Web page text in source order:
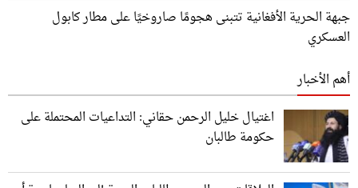
جبهة الحرية الأفغانية تتبنى هجومًا صاروخيًا على مطار كابول
العسكري
أهم الأخبار
اغتيال خليل الرحمن حقاني: التداعيات المحتملة على
حكومة طالبان